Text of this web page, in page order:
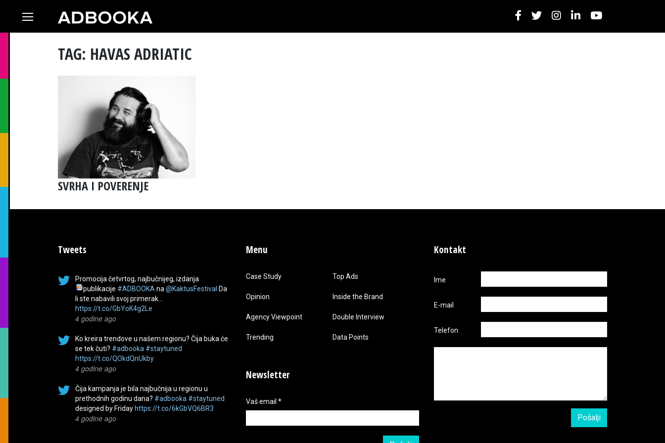
TAG: HAVAS ADRIATIC
SVRHA I POVERENJE
Tweets
Promocija četvrtog, najbučnijeg, izdanja
publikacije #ADBOOKA na @KaktusFestival Da
li ste nabavili svoj primerak…
https://t.co/GbYoK4g2Le
4 godine ago
Ko kreira trendove u našem regionu? Čija buka će
se tek čuti? #adbooka #staytuned
https://t.co/QOkdQnUkby
4 godine ago
Čija kampanja je bila najbučnija u regionu u
prethodnih godinu dana? #adbooka #staytuned
designed by Friday https://t.co/6kGbVQ6BR3
4 godine ago
Menu
Case Study Top Ads
Opinion Inside the Brand
Agency Viewpoint Double Interview
Trending Data Points
Newsletter
Vaš email *
Kontakt
Ime
E-mail
Telefon